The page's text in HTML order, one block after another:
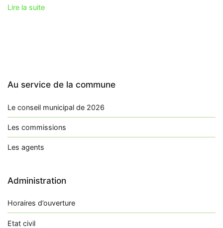
Lire la suite
Au service de la commune
Le conseil municipal de 2026
Les commissions
Les agents
Administration
Horaires d’ouverture
Etat civil